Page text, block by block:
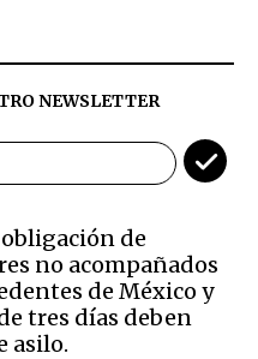
NEWSLETTER
de
no acompañados
de México y
tres días deben
asilo.